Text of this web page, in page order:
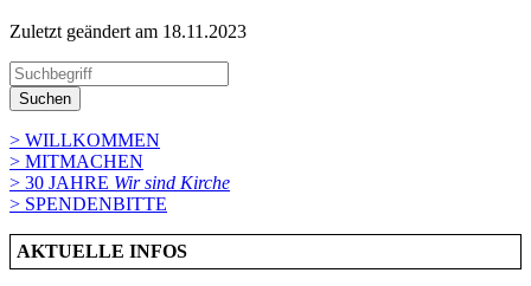
Zuletzt geändert am 18­.11.2023
Suchen
> WILLKOMMEN
> MITMACHEN
> 30 JAHRE Wir sind Kirche
> SPENDENBITTE
AKTUELLE INFOS